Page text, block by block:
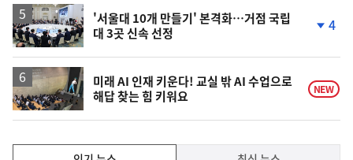
'서울대 10개 만들기' 본격화…거점 국립
대 3곳 신속 선정
락
4
미래 AI 인재 키운다! 교실 밖 AI 수업으로
해답 찾는 힘 키워요
NEW